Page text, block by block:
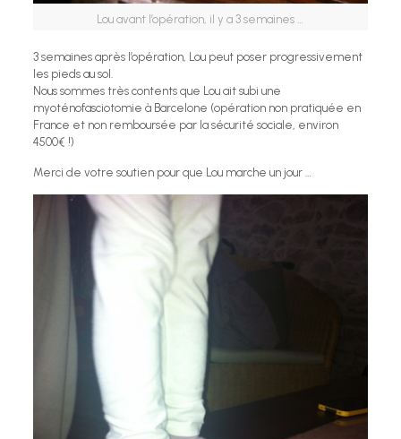
Lou avant l’opération, il y a 3 semaines …
3 semaines après l’opération, Lou peut poser progressivement
les pieds au sol.
Nous sommes très contents que Lou ait subi une
myoténofasciotomie à Barcelone (opération non pratiquée en
France et non remboursée par la sécurité sociale, environ
4500€ !)
Merci de votre soutien pour que Lou marche un jour …